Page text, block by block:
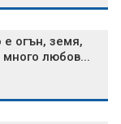
е огън, земя,
много любов...